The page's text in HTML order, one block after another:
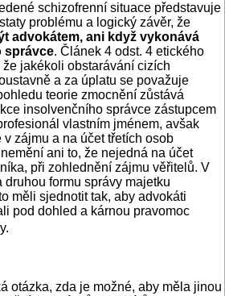
schizofrenní situace představuje
problému a logický závěr, že
advokátem, ani když vykonává
správce. Článek 4 odst. 4 etického
jakékoli obstarávání cizích
a za úplatu se považuje
teorie zmocnění zůstává
insolvenčního správce zástupcem
vlastním jménem, avšak
zájmu a na účet třetích osob
ani to, že nejedná na účet
při zohlednění zájmu věřitelů. V
formu správy majetku
měli sjednotit tak, aby advokáti
pod dohled a kárnou pravomoc
otázka, zda je možné, aby měla jinou